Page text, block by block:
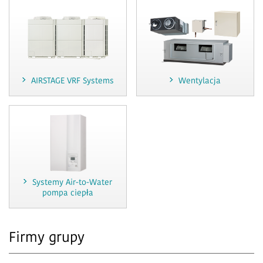
AIRSTAGE VRF Systems Wentylacja
Systemy Air-to-Water
pompa ciepła
Firmy grupy